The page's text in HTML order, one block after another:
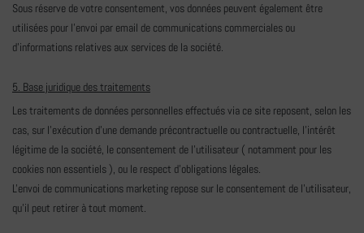
Sous réserve de votre consentement, vos données peuvent également être
utilisées pour l'envoi par email de communications commerciales ou
d'informations relatives aux services de la société.
5. Base juridique des traitements
Les traitements de données personnelles effectués via ce site reposent, selon les
cas, sur l'exécution d'une demande précontractuelle ou contractuelle, l'intérêt
légitime de la société, le consentement de l'utilisateur ( notamment pour les
cookies non essentiels ), ou le respect d'obligations légales.
L'envoi de communications marketing repose sur le consentement de l'utilisateur,
qu'il peut retirer à tout moment.